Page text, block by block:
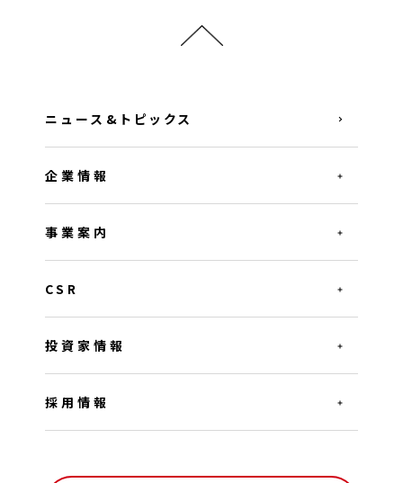
ニュース&トピックス
企業情報
事業案内
CSR
投資家情報
採用情報